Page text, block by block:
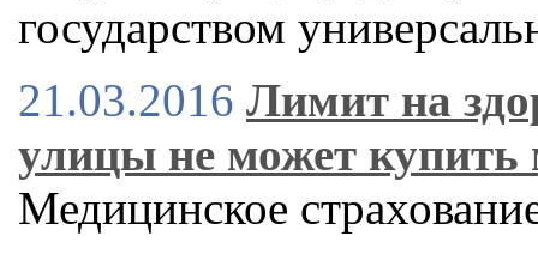
государством
21.03.2016 Лимит на
улицы не может купить
Медицинское